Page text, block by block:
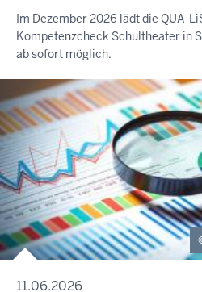
Im Dezember 2026 lädt die QUA-
Kompetenzcheck Schultheater in
ab sofort möglich.
11.06.2026